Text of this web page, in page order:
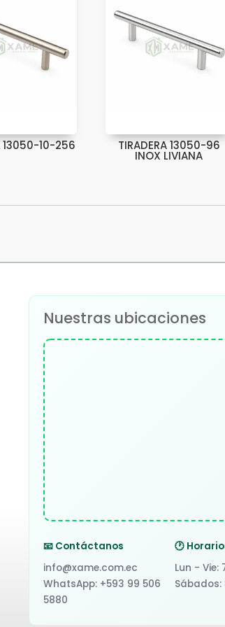
13050-10-256 TIRADERA 13050-96
INOX LIVIANA
Nuestras ubicaciones
📧 Contáctanos
info@xame.com.ec
WhatsApp: +593 99 506
5880
🕐
Lun - Vie:
Sábados: